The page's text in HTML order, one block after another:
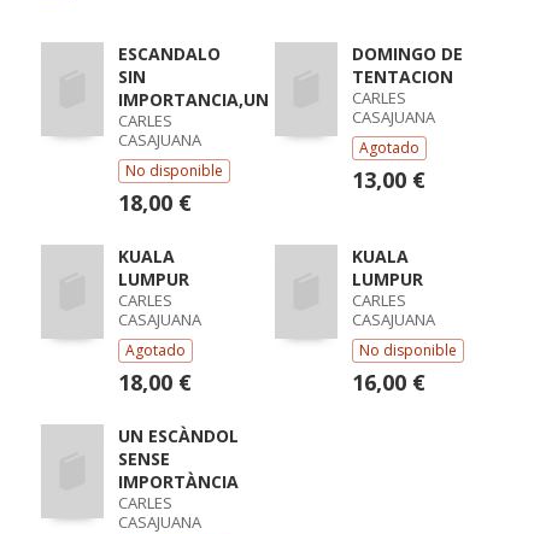
ESCANDALO
SIN
IMPORTANCIA,UN
CARLES
CASAJUANA
No disponible
18,00 €
DOMINGO DE
TENTACION
CARLES
CASAJUANA
Agotado
13,00 €
KUALA
LUMPUR
CARLES
CASAJUANA
Agotado
18,00 €
KUALA
LUMPUR
CARLES
CASAJUANA
No disponible
16,00 €
UN ESCÀNDOL
SENSE
IMPORTÀNCIA
CARLES
CASAJUANA